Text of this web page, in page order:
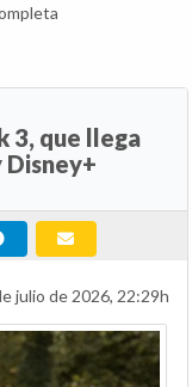
3, que llega
Disney+
julio de 2026, 22:29h